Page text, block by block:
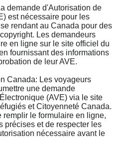
demande d'Autorisation de
est nécessaire pour les
rendant au Canada pour des
Les demandeurs
en ligne sur le site officiel du
fournissant des informations
de leur AVE.
Canada: Les voyageurs
une demande
(AVE) via le site
et Citoyenneté Canada.
le formulaire en ligne,
précises et de respecter les
nécessaire avant le